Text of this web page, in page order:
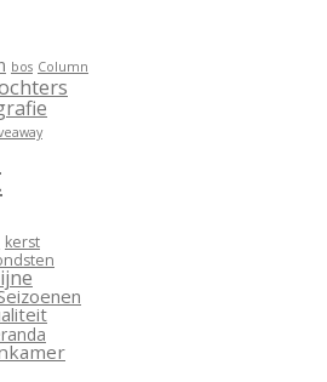
bos Column
kerst